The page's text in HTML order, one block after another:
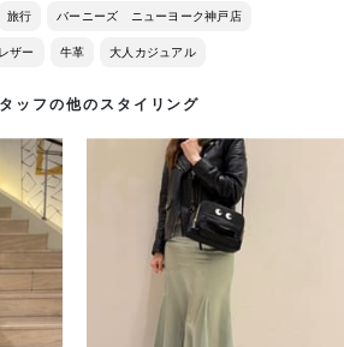
旅行 バーニーズ ニューヨーク神戸店
レザー 牛革 大人カジュアル
ッフの他のスタイリング